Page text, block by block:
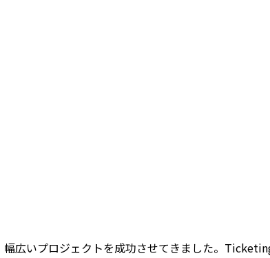
広いプロジェクトを成功させてきました。